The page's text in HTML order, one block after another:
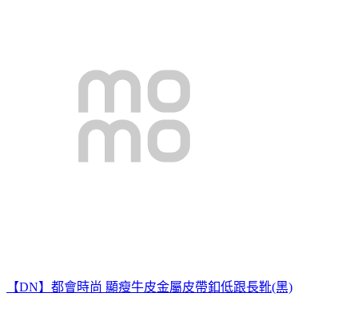
【DN】都會時尚 顯瘦牛皮金屬皮帶釦低跟長靴(黑)